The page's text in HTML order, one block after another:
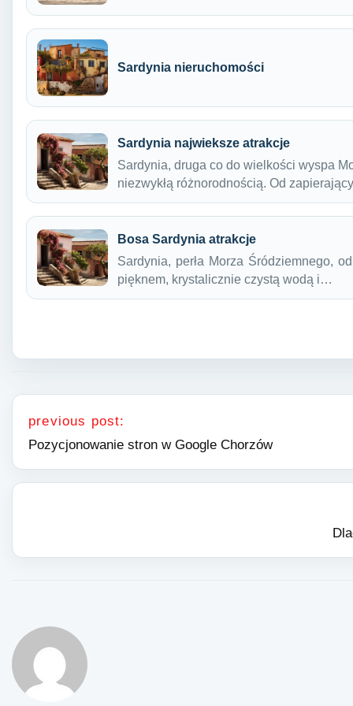
Sardynia nieruchomości
Sardynia najwieksze atrakcje
Sardynia, druga co do wielkości wyspa
niezwykłą różnorodnością. Od
Bosa Sardynia atrakcje
Sardynia, perła Morza Śródziemnego,
pięknem, krystalicznie czystą wodą i…
Nawigacja wpisu
previous post:
Pozycjonowanie stron w Google Chorzów